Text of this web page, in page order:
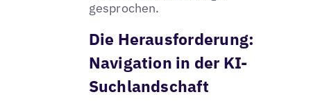
gesprochen.
Die Herausforderung:
Navigation in der KI-
Suchlandschaft